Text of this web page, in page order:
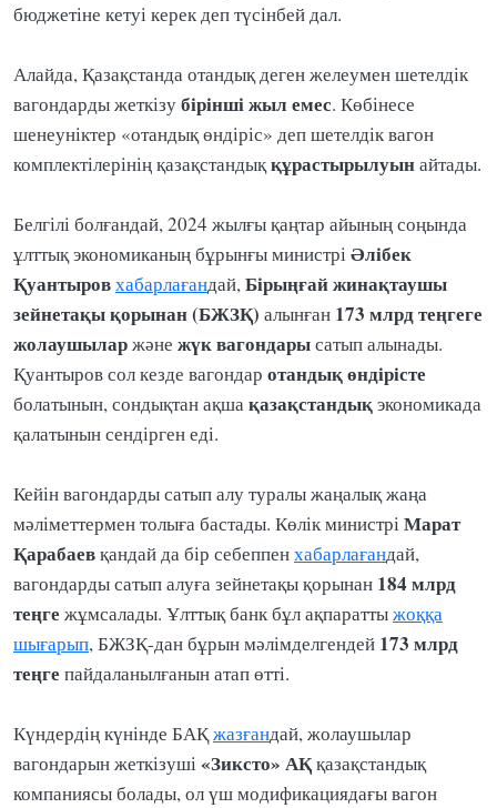
бюджетіне кетуі керек деп түсінбей дал.
Алайда, Қазақстанда отандық деген желеумен шетелдік
вагондарды жеткізубірінші жыл емес. Көбінесе
шенеуніктер «отандық өндіріс» деп шетелдік вагон
комплектілерінің қазақстандыққұрастырылуынайтады.
Белгілі болғандай, 2024 жылғы қаңтар айының соңында
ұлттық экономиканың бұрынғы министріӘлібек
Қуантыровхабарлағандай,Бірыңғай жинақтаушы
зейнетақы қорынан (БЖЗҚ) алынған 173 млрд теңгеге
жолаушыларжәне жүквагондарысатып алынады.
Қуантыров сол кезде вагондар отандықөндірісте
болатынын, сондықтан ақшақазақстандықэкономикада
қалатынын сендірген еді.
Кейін вагондарды сатып алу туралы жаңалық жаңа
мәліметтермен толыға бастады. Көлік министріМарат
Қарабаевқандай да бір себеппенхабарлағандай,
вагондарды сатып алуға зейнетақы қорынан 184 млрд
теңге жұмсалады. Ұлттық банк бұл ақпараттыжоққа
шығарып, БЖЗҚ-дан бұрын мәлімделгендей 173 млрд
теңге пайдаланылғанын атап өтті.
Күндердің күнінде БАҚжазғандай, жолаушылар
вагондарын жеткізуші«Зиксто» АҚқазақстандық
компаниясы болады, ол үш модификациядағы вагон